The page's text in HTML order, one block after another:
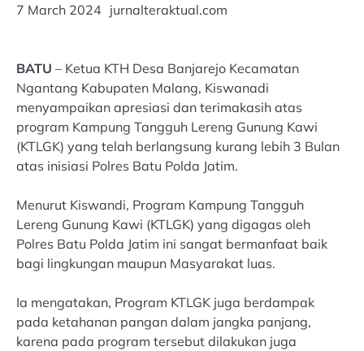
7 March 2024 jurnalteraktual.com
BATU – Ketua KTH Desa Banjarejo Kecamatan
Ngantang Kabupaten Malang, Kiswanadi
menyampaikan apresiasi dan terimakasih atas
program Kampung Tangguh Lereng Gunung Kawi
(KTLGK) yang telah berlangsung kurang lebih 3 Bulan
atas inisiasi Polres Batu Polda Jatim.
Menurut Kiswandi, Program Kampung Tangguh
Lereng Gunung Kawi (KTLGK) yang digagas oleh
Polres Batu Polda Jatim ini sangat bermanfaat baik
bagi lingkungan maupun Masyarakat luas.
Ia mengatakan, Program KTLGK juga berdampak
pada ketahanan pangan dalam jangka panjang,
karena pada program tersebut dilakukan juga